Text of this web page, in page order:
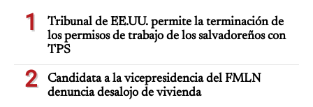
1
Tribunal de EE.UU. permite la terminación de
los permisos de trabajo de los salvadoreños con
TPS
2
Candidata a la vicepresidencia del FMLN
denuncia desalojo de vivienda